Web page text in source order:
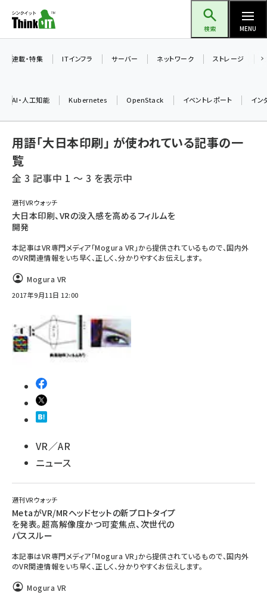
ン
ツ
検索 MENU
ai (2508)
iot女子会 (2295)
北海道をのんびり旅する晴山佳須夫のヒント集！ (2050)
drupal (1966)
genai (1494)
連載・特集 ITインフラ サーバー ネットワーク ストレージ
AI・人工知能 Kubernetes OpenStack イベントレポート イン
用語「大日本印刷」 が使われている記事の一
覧
全 3 記事中 1 ～ 3 を表示中
週刊VRウォッチ
大日本印刷、VRの没入感を高めるフィルムを
開発
本記事はVR専門メディア「Mogura VR」から提供されているもので、国内外
のVR関連情報をいち早く、正しく、分かりやすくお伝えします。
Mogura VR
2017年9月11日 12:00
VR／AR
ニュース
週刊VRウォッチ
MetaがVR/MRヘッドセットの新プロトタイプ
を発表。超高解像度かつ可変焦点、次世代の
パススルー
本記事はVR専門メディア「Mogura VR」から提供されているもので、国内外
のVR関連情報をいち早く、正しく、分かりやすくお伝えします。
Mogura VR